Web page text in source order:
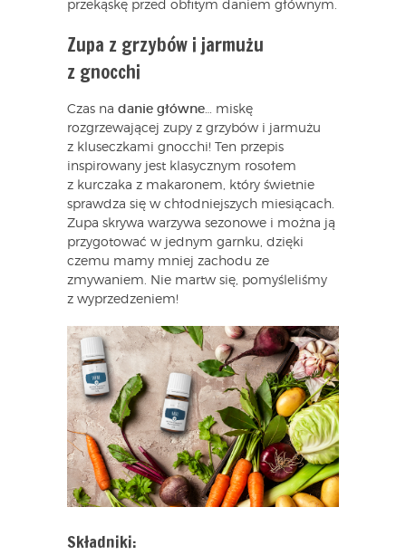
przekąskę przed obfitym daniem głównym.
Zupa z grzybów i jarmużu
z gnocchi
Czas na danie główne… miskę
rozgrzewającej zupy z grzybów i jarmużu
z kluseczkami gnocchi! Ten przepis
inspirowany jest klasycznym rosołem
z kurczaka z makaronem, który świetnie
sprawdza się w chłodniejszych miesiącach.
Zupa skrywa warzywa sezonowe i można ją
przygotować w jednym garnku, dzięki
czemu mamy mniej zachodu ze
zmywaniem. Nie martw się, pomyśleliśmy
z wyprzedzeniem!
Składniki: